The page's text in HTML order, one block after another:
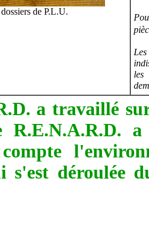
de P.L.U.
les
a travaillé
R.E.N.A.R.D.
s'est déroulée